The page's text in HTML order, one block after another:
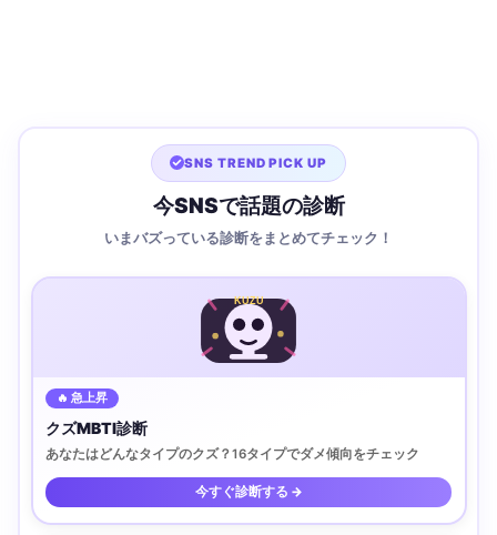
SNS TREND PICK UP
今SNSで話題の診断
いまバズっている診断をまとめてチェック！
KUZU
🔥 急上昇
クズMBTI診断
あなたはどんなタイプのクズ？16タイプでダメ傾向をチェック
今すぐ診断する →